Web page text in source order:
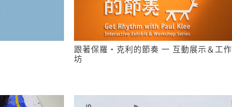
跟著保羅‧克利的節奏 一 互動展示＆工作
坊